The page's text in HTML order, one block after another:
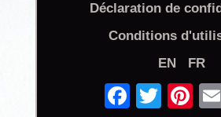
Déclaration de
Conditions
EN
FR